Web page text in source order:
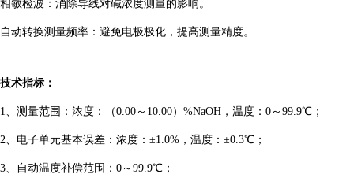
相敏检波： 消除导线对碱浓度测量的影响。
自动转换测量频率：避免电极极化，提高测量精度。
技术指标：
1、测量范围：浓度：（0.00～10.00）%NaOH ， 温度：0～99.9℃；
2、 电子单元基本误差： 浓度：±1.0%，温度：±0.3℃；
3、自动温度补偿范围：0～99.9℃；